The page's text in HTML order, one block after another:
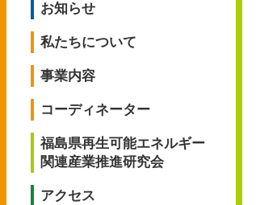
お知らせ
私たちについて
事業内容
コーディネーター
福島県再生可能エネルギー
関連産業推進研究会
アクセス